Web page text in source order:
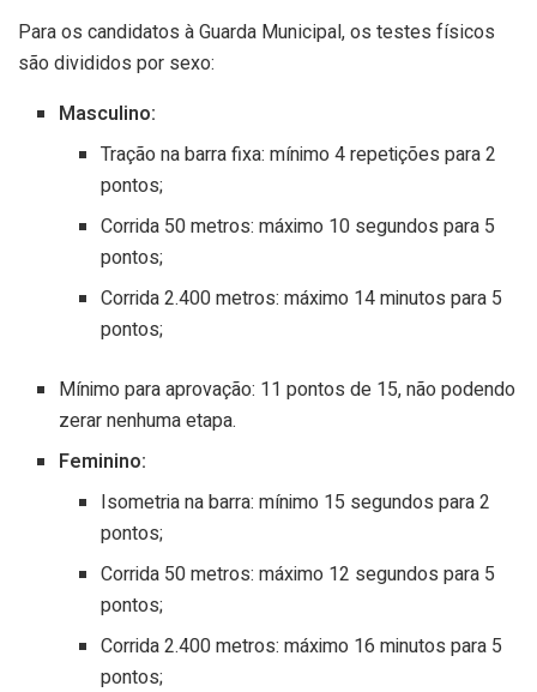
Para os candidatos à Guarda Municipal, os testes físicos
são divididos por sexo:
Masculino:
Tração na barra fixa: mínimo 4 repetições para 2
pontos;
Corrida 50 metros: máximo 10 segundos para 5
pontos;
Corrida 2.400 metros: máximo 14 minutos para 5
pontos;
Mínimo para aprovação: 11 pontos de 15, não podendo
zerar nenhuma etapa.
Feminino:
Isometria na barra: mínimo 15 segundos para 2
pontos;
Corrida 50 metros: máximo 12 segundos para 5
pontos;
Corrida 2.400 metros: máximo 16 minutos para 5
pontos;